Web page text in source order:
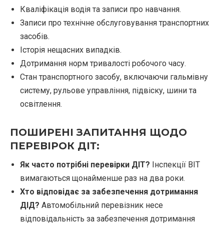
Кваліфікація водія та записи про навчання.
Записи про технічне обслуговування транспортних
засобів.
Історія нещасних випадків.
Дотримання норм тривалості робочого часу.
Стан транспортного засобу, включаючи гальмівну
систему, рульове управління, підвіску, шини та
освітлення.
ПОШИРЕНІ ЗАПИТАННЯ ЩОДО
ПЕРЕВІРОК ДІТ:
Як часто потрібні перевірки ДІТ? Інспекції BIT
вимагаються щонайменше раз на два роки.
Хто відповідає за забезпечення дотримання
ДІД? Автомобільний перевізник несе
відповідальність за забезпечення дотримання